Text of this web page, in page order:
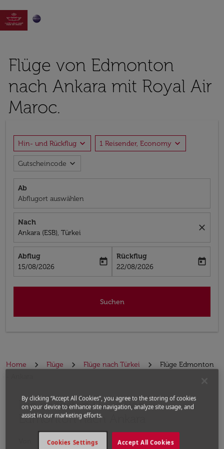

Flüge von Edmonton
nach Ankara mit Royal Air
Maroc.
Hin- und Rückflug expand_more 1 Reisender, Economy expand_more
Gutscheincode expand_more
Ab
Abflugort auswählen
Nach
Ankara (ESB), Türkei
close
Abflug
fc-booking-departure-date-aria-label
15/08/2026
today
Rückflug
fc-booking-return-date-aria-label
22/08/2026
today
Suchen
Home Flüge Flüge nach Türkei
Flüge Edmonton
Die nächsten Flüge von
Edmonton nach Ankara
Bitte ändern Sie Ihre gewünschte Route (Abflugort
By clicking “Accept All Cookies”, you agree to the storing of cookies
on your device to enhance site navigation, analyze site usage, and
assist in our marketing efforts.
Accept All Cookies
Cookies Settings